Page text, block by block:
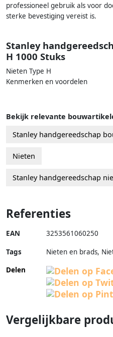
professioneel gebruik als voor
sterke bevestiging vereist is.
Stanley
H 1000 Stuks
Nieten Type H
Kenmerken en voordelen
Bekijk relevante
Stanley handgereedschap
Nieten
Stanley handgereedschap
Referenties
EAN 3253561060250
Tags
Nieten en brads,
Delen
Vergelijkbare